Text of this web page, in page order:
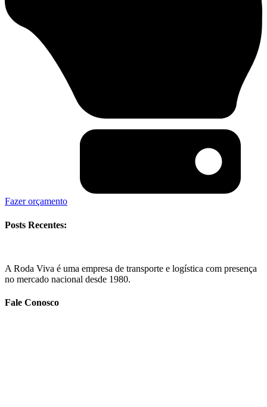
Fazer orçamento
Posts Recentes:
A Roda Viva é uma empresa de transporte e logística com presença
no mercado nacional desde 1980.
Fale Conosco